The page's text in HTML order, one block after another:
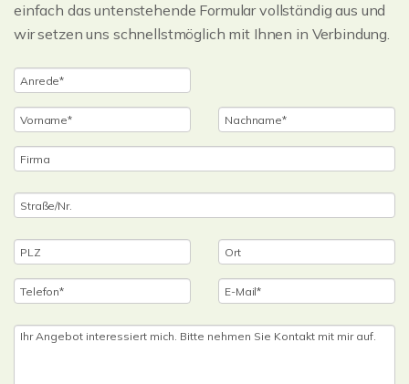
einfach das untenstehende Formular vollständig aus und
wir setzen uns schnellstmöglich mit Ihnen in Verbindung.